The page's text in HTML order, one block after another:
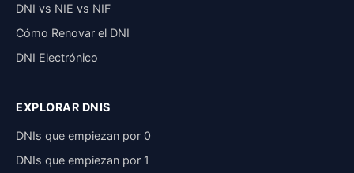
DNI vs NIE vs NIF
Cómo Renovar el DNI
DNI Electrónico
EXPLORAR DNIS
DNIs que empiezan por 0
DNIs que empiezan por 1